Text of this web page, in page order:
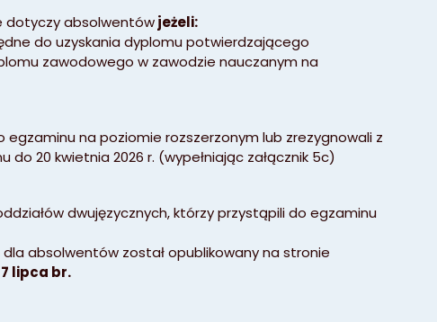
dotyczy absolwentówjeżeli:
do uzyskania dyplomu potwierdzającego
zawodowego w zawodzie nauczanym na
na poziomie rozszerzonym lub zrezygnowali z
20 kwietnia 2026 r. (wypełniając załącznik 5c)
dwujęzycznych, którzy przystąpili do egzaminu
absolwentów został opublikowany na stronie
lipca br.